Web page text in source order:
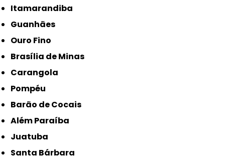
Itamarandiba
Guanhães
Ouro Fino
Brasília de Minas
Carangola
Pompéu
Barão de Cocais
Além Paraíba
Juatuba
Santa Bárbara